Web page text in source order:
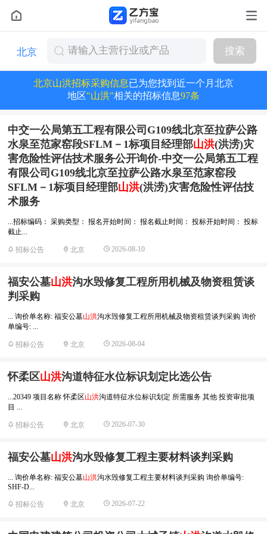
北京 搜索
北京山洪招标采购信息已为您找到近一个月北京
地区"山洪"相关的招标信息97条
中交一公局第五工程有限公司G109线北京至拉萨公路
水泉至范家窑段SFLM－1标项目经理部山洪(洪涝)灾
害危险性评估技术服务公开询价-中交一公局第五工程
有限公司G109线北京至拉萨公路水泉至范家窑段
SFLM－1标项目经理部山洪(洪涝)灾害危险性评估技
术服务
...招标编码： 采购类型： 报名开始时间： 报名截止时间： 投标开始时间： 投标
截止...
招标公告 北京 2026-08-10
福安公墓山洪沟水毁修复工程所用机械及物资租赁谈
判采购
... 询价单名称: 福安公墓山洪沟水毁修复工程所用机械及物资租赁谈判采购 询价
单编号: ...
招标公告 北京 2026-08-04
怀柔区山洪沟道特征水位标识划定比选公告
...20349 项目名称 怀柔区山洪沟道特征水位标识划定 所需服务 其他 投资审批项
目 ...
招标公告 北京 2026-07-30
福安公墓山洪沟水毁修复工程主要材料谈判采购
... 询价单名称: 福安公墓山洪沟水毁修复工程主要材料谈判采购 询价单编号:
SHF-D...
招标公告 北京 2026-07-22